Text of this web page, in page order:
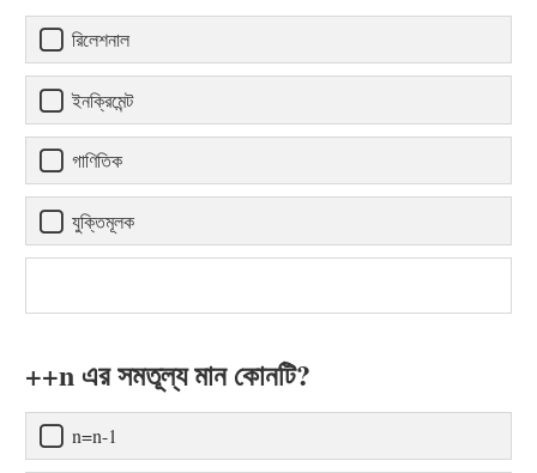
রিলেশনাল
ইনক্রিমেন্ট
গাণিতিক
যুক্তিমূলক
++n এর সমতূল্য মান কোনটি?
n=n-1